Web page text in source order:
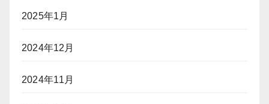
2025年1月
2024年12月
2024年11月